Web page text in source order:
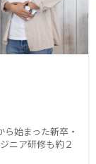
始まった新卒・
ニア研修も約２